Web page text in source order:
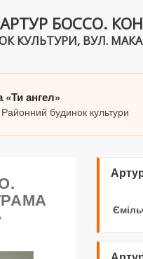
БОССО.
ВУЛ.
ангел»
будинок культури